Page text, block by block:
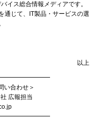
イス総合情報メディアです。
通じて、IT製品・サービスの選
以上
い合わせ＞
広報担当